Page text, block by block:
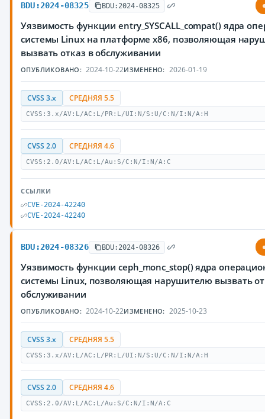
BDU:2024-08325 BDU:2024-08325
Уязвимость функции entry_SYSCALL_compat() ядра
системы Linux на платформе x86, позволяющая
вызвать отказ в обслуживании
ОПУБЛИКОВАНО: 2024-10-22ИЗМЕНЕНО: 2026-01-19
CVSS 3.x СРЕДНЯЯ 5.5
CVSS:3.x/AV:L/AC:L/PR:L/UI:N/S:U/C:N/I:N/A:H
CVSS 2.0 СРЕДНЯЯ 4.6
CVSS:2.0/AV:L/AC:L/Au:S/C:N/I:N/A:C
ССЫЛКИ
CVE-2024-42240
CVE-2024-42240
BDU:2024-08326 BDU:2024-08326
Уязвимость функции ceph_monc_stop() ядра
системы Linux, позволяющая нарушителю вызвать
обслуживании
ОПУБЛИКОВАНО: 2024-10-22ИЗМЕНЕНО: 2025-10-23
CVSS 3.x СРЕДНЯЯ 5.5
CVSS:3.x/AV:L/AC:L/PR:L/UI:N/S:U/C:N/I:N/A:H
CVSS 2.0 СРЕДНЯЯ 4.6
CVSS:2.0/AV:L/AC:L/Au:S/C:N/I:N/A:C